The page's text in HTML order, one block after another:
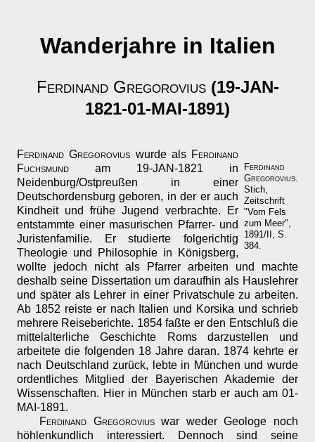
Wanderjahre in Italien
Ferdinand Gregorovius(19-JAN-
1821-01-MAI-1891)
Ferdinand
Gregorovius
Stich,
Zeitschrift
"Vom Fels
zum Meer",
1891/II, S.
384.
Ferdinand Gregorovius wurde als Ferdinand
Fuchsmund am 19-JAN-1821 in
Neidenburg/Ostpreußen in einer
Deutschordensburg geboren, in der er auch
Kindheit und frühe Jugend verbrachte. Er
entstammte einer masurischen Pfarrer- und
Juristenfamilie. Er studierte folgerichtig
Theologie und Philosophie in Königsberg,
wollte jedoch nicht als Pfarrer arbeiten und machte
deshalb seine Dissertation um daraufhin als Hauslehrer
und später als Lehrer in einer Privatschule zu arbeiten.
Ab 1852 reiste er nach Italien und Korsika und schrieb
mehrere Reiseberichte. 1854 faßte er den Entschluß die
mittelalterliche Geschichte Roms darzustellen und
arbeitete die folgenden 18 Jahre daran. 1874 kehrte er
nach Deutschland zurück, lebte in München und wurde
ordentliches Mitglied der Bayerischen Akademie der
Wissenschaften. Hier in München starb er auch am 01-
MAI-1891.
Ferdinand Gregoroviuswar weder Geologe noch
höhlenkundlich interessiert. Dennoch sind seine